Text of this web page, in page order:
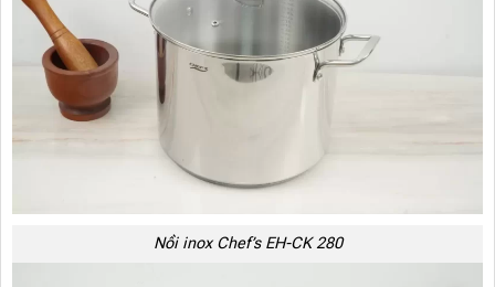
Nồi inox Chef’s EH-CK 280